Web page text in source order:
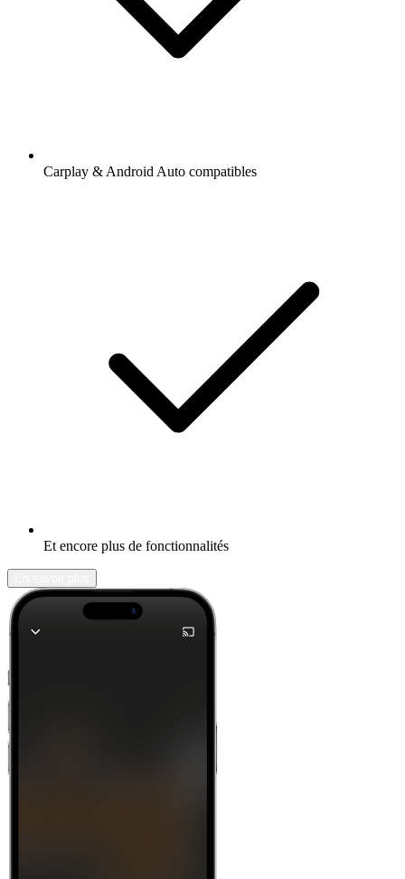
Carplay & Android Auto compatibles
Et encore plus de fonctionnalités